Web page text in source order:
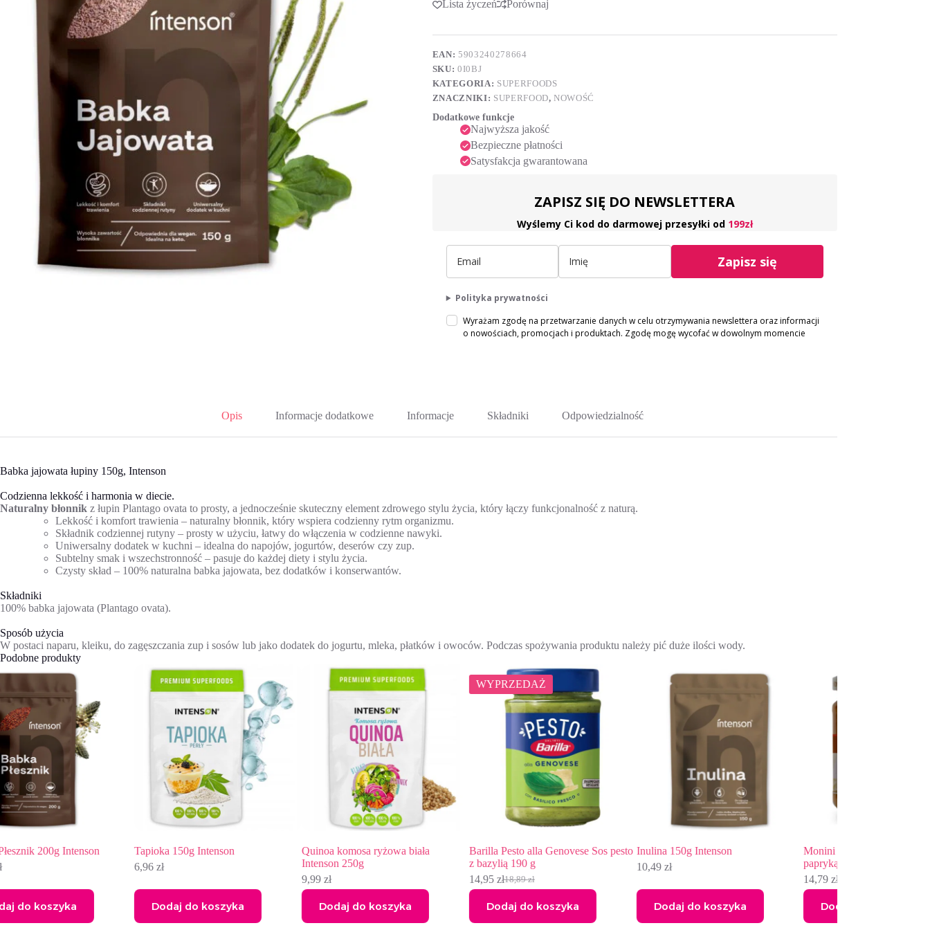
t
a
t
i
v
e
:
Lista życzeń Porównaj
EAN:5903240278664
SKU:0I0BJ
KATEGORIA: SUPERFOODS
ZNACZNIKI: SUPERFOOD,NOWOŚĆ
Dodatkowe funkcje
Najwyższa jakość
Bezpieczne płatności
Satysfakcja gwarantowana
ZAPISZ SIĘ DO NEWSLETTERA
Wyślemy Ci kod do darmowej przesyłki od 199zł
Zapisz się
Polityka prywatności
Wyrażam zgodę na przetwarzanie danych w celu otrzymywania newslettera oraz informacji
o nowościach, promocjach i produktach. Zgodę mogę wycofać w dowolnym momencie
Opis Informacje dodatkowe Informacje Składniki Odpowiedzialność
Babka jajowata łupiny 150g, Intenson
Codzienna lekkość i harmonia w diecie.
Naturalny błonnik z łupin Plantago ovata to prosty, a jednocześnie skuteczny element zdrowego stylu życia, który łączy funkcjonalność z naturą.
Lekkość i komfort trawienia – naturalny błonnik, który wspiera codzienny rytm organizmu.
Składnik codziennej rutyny – prosty w użyciu, łatwy do włączenia w codzienne nawyki.
Uniwersalny dodatek w kuchni – idealna do napojów, jogurtów, deserów czy zup.
Subtelny smak i wszechstronność – pasuje do każdej diety i stylu życia.
Czysty skład – 100% naturalna babka jajowata, bez dodatków i konserwantów.
Składniki
100% babka jajowata (Plantago ovata).
Sposób użycia
W postaci naparu, kleiku, do zagęszczania zup i sosów lub jako dodatek do jogurtu, mleka, płatków i owoców. Podczas spożywania produktu należy pić duże ilości wody.
Podobne produkty
Tapioka 150g Intenson
Dodaj do koszyka
Quinoa komosa ryżowa biała
Dodaj do koszyka
WYPRZEDAŻ
Barilla Pesto alla Genovese Sos pesto
z bazylią 190 g
wynosiła:
18,89 zł.
wynosi:
14,95 zł.
Dodaj do koszyka
Inulina 150g Intenson
10,49
Dodaj do koszyka
Monini Sos pesto Calabrese z
Dodaj do koszyka